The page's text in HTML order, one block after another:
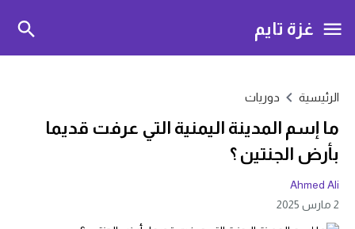
غزة تايم
الرئيسية دوريات
ما إسم المدينة اليمنية التي عرفت قديما
بأرض الجنتين ؟
Ahmed Ali
2 مارس 2025